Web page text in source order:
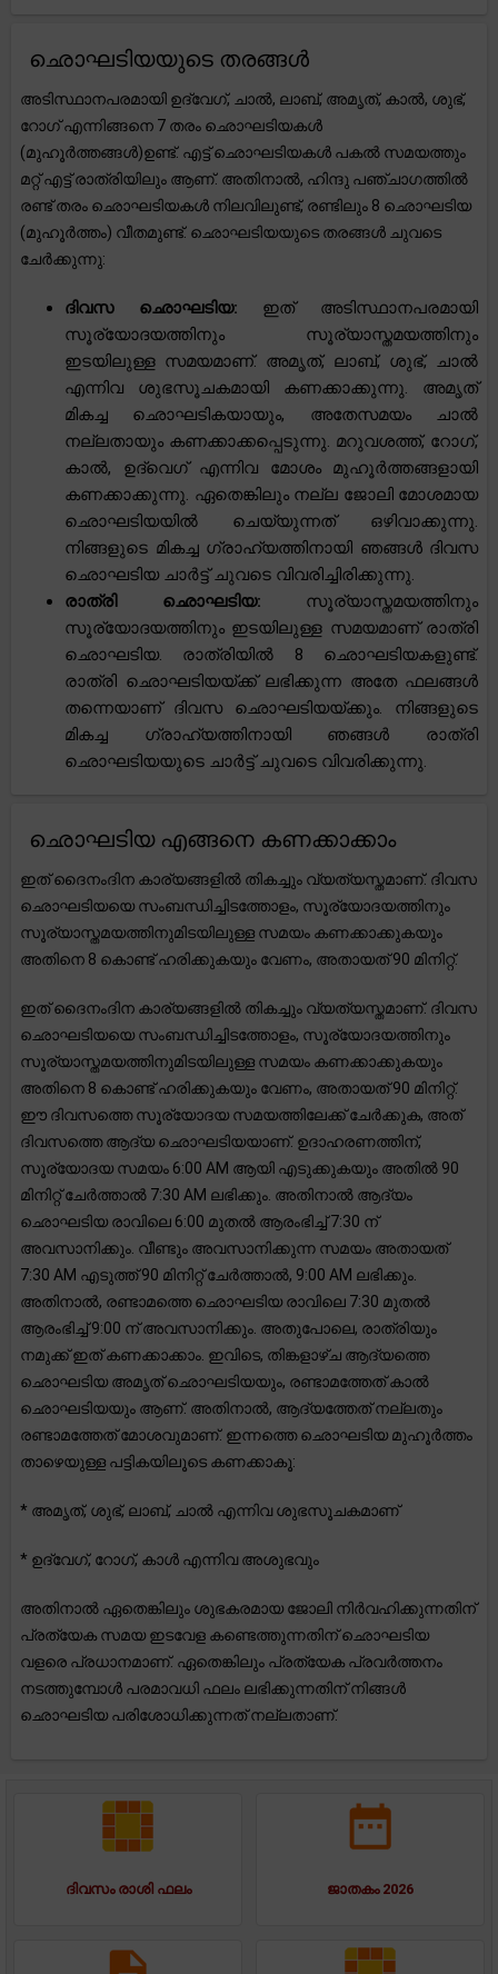
ഛൊഘടിയയുടെ തരങ്ങൾ
അടിസ്ഥാനപരമായി ഉദ്വേഗ്, ചാൽ, ലാബ്, അമൃത്, കാൽ, ശുഭ്,
റോഗ് എന്നിങ്ങനെ 7 തരം ഛൊഘടിയകൾ
(മുഹൂർത്തങ്ങൾ)ഉണ്ട്. എട്ട് ഛൊഘടിയകൾ പകൽ സമയത്തും
മറ്റ് എട്ട് രാത്രിയിലും ആണ്. അതിനാൽ, ഹിന്ദു പഞ്ചാഗത്തിൽ
രണ്ട് തരം ഛൊഘടിയകൾ നിലവിലുണ്ട്, രണ്ടിലും 8 ഛൊഘടിയ
(മുഹൂർത്തം) വീതമുണ്ട്. ഛൊഘടിയയുടെ തരങ്ങൾ ചുവടെ
ചേർക്കുന്നു:
ദിവസ ഛൊഘടിയ: ഇത് അടിസ്ഥാനപരമായി
സൂര്യോദയത്തിനും സൂര്യാസ്തമയത്തിനും
ഇടയിലുള്ള സമയമാണ്. അമൃത്, ലാബ്, ശുഭ്, ചാൽ
എന്നിവ ശുഭസൂചകമായി കണക്കാക്കുന്നു. അമൃത്
മികച്ച ഛൊഘടികയായും, അതേസമയം ചാൽ
നല്ലതായും കണക്കാക്കപ്പെടുന്നു. മറുവശത്ത്, റോഗ്,
കാൽ, ഉദ്‌വെഗ് എന്നിവ മോശം മുഹൂർത്തങ്ങളായി
കണക്കാക്കുന്നു. ഏതെങ്കിലും നല്ല ജോലി മോശമായ
ഛൊഘടിയയിൽ ചെയ്യുന്നത് ഒഴിവാക്കുന്നു.
നിങ്ങളുടെ മികച്ച ഗ്രാഹ്യത്തിനായി ഞങ്ങൾ ദിവസ
ഛൊഘടിയ ചാർട്ട് ചുവടെ വിവരിച്ചിരിക്കുന്നു.
രാത്രി ഛൊഘടിയ: സൂര്യാസ്തമയത്തിനും
സൂര്യോദയത്തിനും ഇടയിലുള്ള സമയമാണ് രാത്രി
ഛൊഘടിയ. രാത്രിയിൽ 8 ഛൊഘടിയകളുണ്ട്.
രാത്രി ഛൊഘടിയയ്ക്ക് ലഭിക്കുന്ന അതേ ഫലങ്ങൾ
തന്നെയാണ് ദിവസ ഛൊഘടിയയ്ക്കും. നിങ്ങളുടെ
മികച്ച ഗ്രാഹ്യത്തിനായി ഞങ്ങൾ രാത്രി
ഛൊഘടിയയുടെ ചാർട്ട് ചുവടെ വിവരിക്കുന്നു.
ഛൊഘടിയ എങ്ങനെ കണക്കാക്കാം
ഇത് ദൈനംദിന കാര്യങ്ങളിൽ തികച്ചും വ്യത്യസ്തമാണ്. ദിവസ
ഛൊഘടിയയെ സംബന്ധിച്ചിടത്തോളം, സൂര്യോദയത്തിനും
സൂര്യാസ്തമയത്തിനുമിടയിലുള്ള സമയം കണക്കാക്കുകയും
അതിനെ 8 കൊണ്ട് ഹരിക്കുകയും വേണം, അതായത് 90 മിനിറ്റ്.
ഇത് ദൈനംദിന കാര്യങ്ങളിൽ തികച്ചും വ്യത്യസ്തമാണ്. ദിവസ
ഛൊഘടിയയെ സംബന്ധിച്ചിടത്തോളം, സൂര്യോദയത്തിനും
സൂര്യാസ്തമയത്തിനുമിടയിലുള്ള സമയം കണക്കാക്കുകയും
അതിനെ 8 കൊണ്ട് ഹരിക്കുകയും വേണം, അതായത് 90 മിനിറ്റ്.
ഈ ദിവസത്തെ സൂര്യോദയ സമയത്തിലേക്ക് ചേർക്കുക, അത്
ദിവസത്തെ ആദ്യ ഛൊഘടിയയാണ്. ഉദാഹരണത്തിന്,
സൂര്യോദയ സമയം 6:00 AM ആയി എടുക്കുകയും അതിൽ 90
മിനിറ്റ് ചേർത്താൽ 7:30 AM ലഭിക്കും. അതിനാൽ ആദ്യം
ഛൊഘടിയ രാവിലെ 6:00 മുതൽ ആരംഭിച്ച് 7:30 ന്
അവസാനിക്കും. വീണ്ടും അവസാനിക്കുന്ന സമയം അതായത്
7:30 AM എടുത്ത് 90 മിനിറ്റ് ചേർത്താൽ, 9:00 AM ലഭിക്കും.
അതിനാൽ, രണ്ടാമത്തെ ഛൊഘടിയ രാവിലെ 7:30 മുതൽ
ആരംഭിച്ച് 9:00 ന് അവസാനിക്കും. അതുപോലെ, രാത്രിയും
നമുക്ക് ഇത് കണക്കാക്കാം. ഇവിടെ, തിങ്കളാഴ്ച ആദ്യത്തെ
ഛൊഘടിയ അമൃത് ഛൊഘടിയയും, രണ്ടാമത്തേത് കാൽ
ഛൊഘടിയയും ആണ്. അതിനാൽ, ആദ്യത്തേത് നല്ലതും
രണ്ടാമത്തേത് മോശവുമാണ്. ഇന്നത്തെ ഛൊഘടിയ മുഹൂർത്തം
താഴെയുള്ള പട്ടികയിലൂടെ കണക്കാകൂ:
* അമൃത്, ശുഭ്, ലാബ്, ചാൽ എന്നിവ ശുഭസൂചകമാണ്
* ഉദ്വേഗ്, റോഗ്, കാൾ എന്നിവ അശുഭവും
അതിനാൽ ഏതെങ്കിലും ശുഭകരമായ ജോലി നിർവഹിക്കുന്നതിന്
പ്രത്യേക സമയ ഇടവേള കണ്ടെത്തുന്നതിന് ഛൊഘടിയ
വളരെ പ്രധാനമാണ്. ഏതെങ്കിലും പ്രത്യേക പ്രവർത്തനം
നടത്തുമ്പോൾ പരമാവധി ഫലം ലഭിക്കുന്നതിന് നിങ്ങൾ
ഛൊഘടിയ പരിശോധിക്കുന്നത് നല്ലതാണ്.
ദിവസം രാശി ഫലം ജാതകം 2026